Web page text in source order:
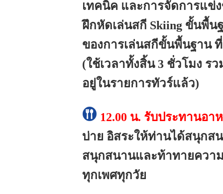
เทคนิค และการจัดการแข่
ฝึกหัดเล่นสกี Skiing ขั้นพื้
ของการเล่นสกีขั้นพื้นฐาน
(ใช้เวลาทั้งสิ้น 3 ชั่วโมง ร
อยู่ในรายการทัวร์แล้ว)
12.00 น. รับประทานอา
บ่าย อิสระให้ท่านได้สนุกส
สนุกสนานและท้าทายควา
ทุกเพศทุกวัย